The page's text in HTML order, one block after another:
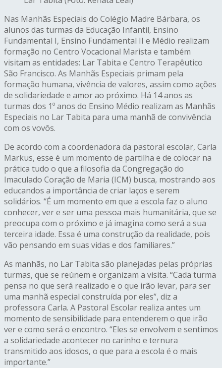
Nas Manhãs Especiais do Colégio Madre Bárbara, os
alunos das turmas da Educação Infantil, Ensino
Fundamental I, Ensino Fundamental II e Médio realizam
formação no Centro Vocacional Marista e também
visitam as entidades: Lar Tabita e Centro Terapêutico
São Francisco. As Manhãs Especiais primam pela
formação humana, vivência de valores, assim como ações
de solidariedade e amor ao próximo. Há 14 anos as
turmas dos 1º anos do Ensino Médio realizam as Manhãs
Especiais no Lar Tabita para uma manhã de convivência
com os vovôs.
De acordo com a coordenadora da pastoral escolar, Carla
Markus, esse é um momento de partilha e de colocar na
prática tudo o que a filosofia da Congregação do
Imaculado Coração de Maria (ICM) busca, mostrando aos
educandos a importância de criar laços e serem
solidários. “É um momento em que a escola faz o aluno
conhecer, ver e ser uma pessoa mais humanitária, que se
preocupa com o próximo e já imagina como será a sua
terceira idade. Essa é uma construção da realidade, pois
vão pensando em suas vidas e dos familiares.”
As manhãs, no Lar Tabita são planejadas pelas próprias
turmas, que se reúnem e organizam a visita. “Cada turma
pensa no que será realizado e o que irão levar, para ser
uma manhã especial construída por eles”, diz a
professora Carla. A Pastoral Escolar realiza antes um
momento de sensibilidade para entenderem o que irão
ver e como será o encontro. “Eles se envolvem e sentimos
a solidariedade acontecer no carinho e ternura
transmitido aos idosos, o que para a escola é o mais
importante.”